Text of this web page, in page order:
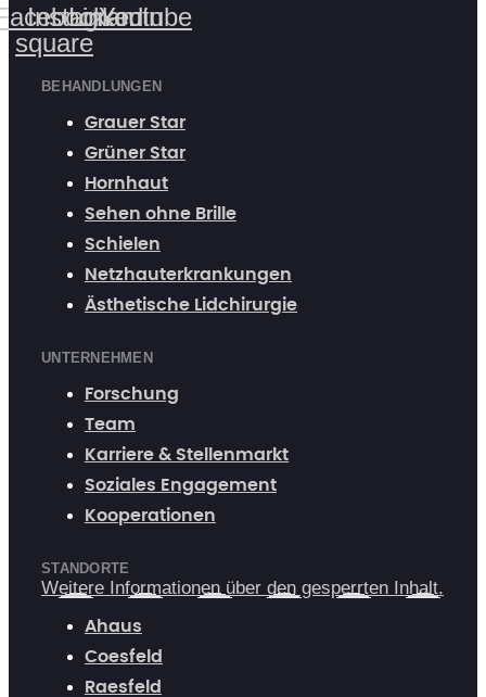
square
Instagram
Linkedin
Youtube
BEHANDLUNGEN
Grauer Star
Grüner Star
Hornhaut
Sehen ohne Brille
Schielen
Netzhauterkrankungen
Ästhetische Lidchirurgie
UNTERNEHMEN
Forschung
Team
Karriere & Stellenmarkt
Soziales Engagement
Kooperationen
STANDORTE
Weitere Informationen über den gesperrten Inhalt.
Ahaus
Coesfeld
Raesfeld